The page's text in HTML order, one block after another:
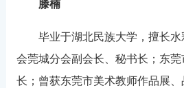
滕楠
毕业于湖北民族大学，擅长
会莞城分会副会长、秘书长；东
长；曾获东莞市美术教师作品展